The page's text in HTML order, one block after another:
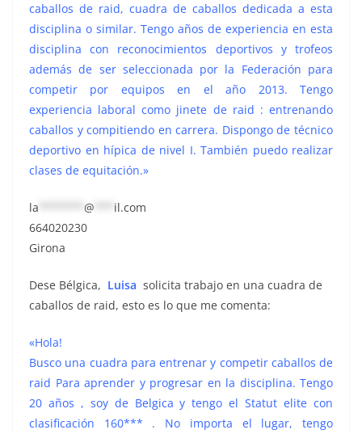
caballos de raid, cuadra de caballos dedicada a esta
disciplina o similar. Tengo años de experiencia en esta
disciplina con reconocimientos deportivos y trofeos
además de ser seleccionada por la Federación para
competir por equipos en el año 2013. Tengo
experiencia laboral como jinete de raid : entrenando
caballos y compitiendo en carrera. Dispongo de técnico
deportivo en hípica de nivel I. También puedo realizar
clases de equitación.»
la @
il.com
664020230
Girona
Dese Bélgica, Luisa solicita trabajo en una cuadra de
caballos de raid, esto es lo que me comenta:
«Hola!
Busco una cuadra para entrenar y competir caballos de
raid Para aprender y progresar en la disciplina. Tengo
20 años , soy de Belgica y tengo el Statut elite con
clasificación 160*** . No importa el lugar, tengo